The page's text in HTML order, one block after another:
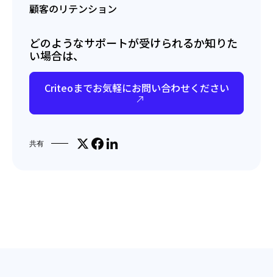
顧客のリテンション
どのようなサポートが受けられるか知りた
い場合は、
Criteoまでお気軽にお問い合わせください
共有 Share on X
Facebookでシェア
LinkedInで共有